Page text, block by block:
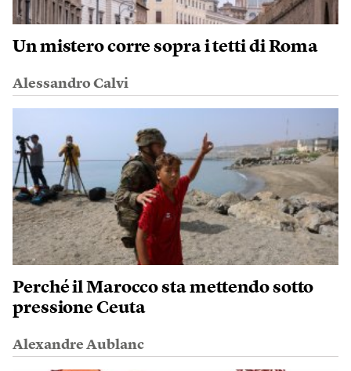
Un mistero corre sopra i tetti di Roma
Alessandro Calvi
Perché il Marocco sta mettendo sotto
pressione Ceuta
Alexandre Aublanc